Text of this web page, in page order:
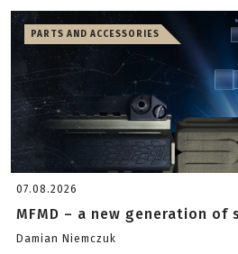
PARTS AND ACCESSORIES
07.08.2026
MFMD – a new generation of
Damian Niemczuk